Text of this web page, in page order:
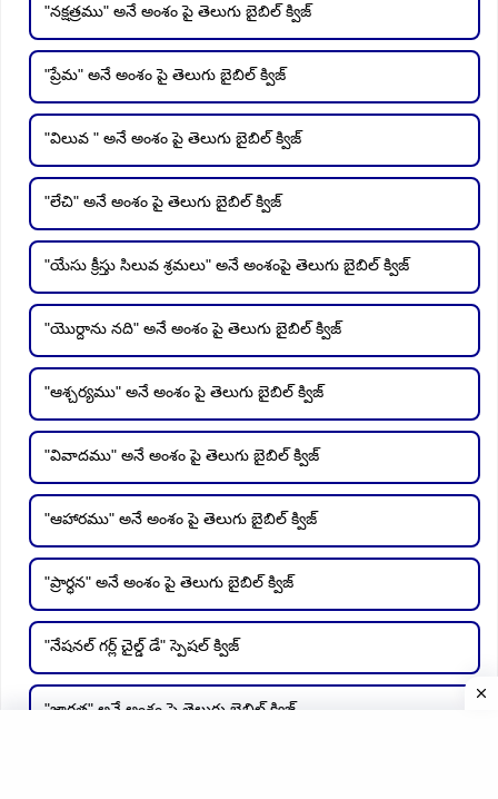
"నక్షత్రము" అనే అంశం పై తెలుగు బైబిల్ క్విజ్
"ప్రేమ" అనే అంశం పై తెలుగు బైబిల్ క్విజ్
"విలువ " అనే అంశం పై తెలుగు బైబిల్ క్విజ్
"లేచి" అనే అంశం పై తెలుగు బైబిల్ క్విజ్
"యేసు క్రీస్తు సిలువ శ్రమలు" అనే అంశంపై తెలుగు బైబిల్ క్విజ్
"యొర్దాను నది" అనే అంశం పై తెలుగు బైబిల్ క్విజ్
"ఆశ్చర్యము" అనే అంశం పై తెలుగు బైబిల్ క్విజ్
"వివాదము" అనే అంశం పై తెలుగు బైబిల్ క్విజ్
"ఆహారము" అనే అంశం పై తెలుగు బైబిల్ క్విజ్
"ప్రార్ధన" అనే అంశం పై తెలుగు బైబిల్ క్విజ్
"నేషనల్ గర్ల్ చైల్డ్ డే" స్పెషల్ క్విజ్
"జాగ్రత్త" అనే అంశం పై తెలుగు బైబిల్ క్విజ్